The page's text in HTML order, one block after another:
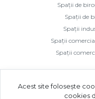
Spații de
Spații de
Spații
Spații
Spații
Acest site folosește
cookies